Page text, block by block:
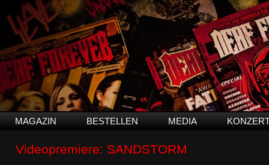
MAGAZIN BESTELLEN MEDIA
Videopremiere: SANDSTORM